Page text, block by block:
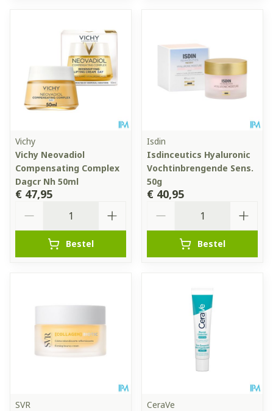
Vichy
Vichy Neovadiol
Compensating Complex
Dagcr Nh 50ml
€ 47,95
Bestel
Isdin
Isdinceutics Hyaluronic
Vochtinbrengende Sens.
50g
€ 40,95
Bestel
SVR
CeraVe